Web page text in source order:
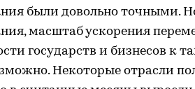
были довольно точными.
масштаб ускорения
государств и бизнесов к
Некоторые отрасли